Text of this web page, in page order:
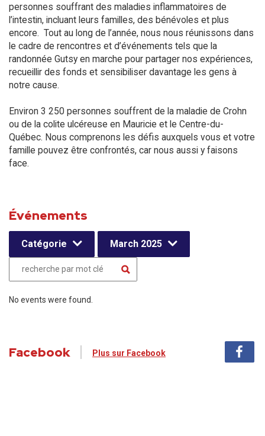
personnes souffrant des maladies inflammatoires de
l’intestin, incluant leurs familles, des bénévoles et plus
encore. Tout au long de l’année, nous nous réunissons dans
le cadre de rencontres et d’événements tels que la
randonnée Gutsy en marche pour partager nos expériences,
recueillir des fonds et sensibiliser davantage les gens à
notre cause.
Environ 3 250 personnes souffrent de la maladie de Crohn
ou de la colite ulcéreuse en Mauricie et le Centre-du-
Québec. Nous comprenons les défis auxquels vous et votre
famille pouvez être confrontés, car nous aussi y faisons
face.
Événements
Catégorie March 2025
No events were found.
Facebook Plus sur Facebook